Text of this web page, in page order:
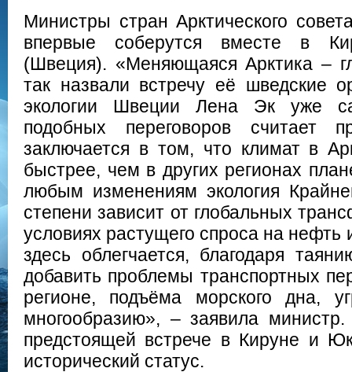
Министры стран Арктического
впервые соберутся вместе в
(Швеция). «Меняющаяся Арктика –
так назвали встречу её шведские
экологии Швеции Лена Эк уже
подобных переговоров считает
заключается в том, что климат в
быстрее, чем в других регионах
любым изменениям экология
степени зависит от глобальных
условиях растущего спроса на нефть
здесь облегчается, благодаря
добавить проблемы транспортных
регионе, подъёма морского дна,
многообразию», – заявила
предстоящей встрече в Кируне и
исторический статус.